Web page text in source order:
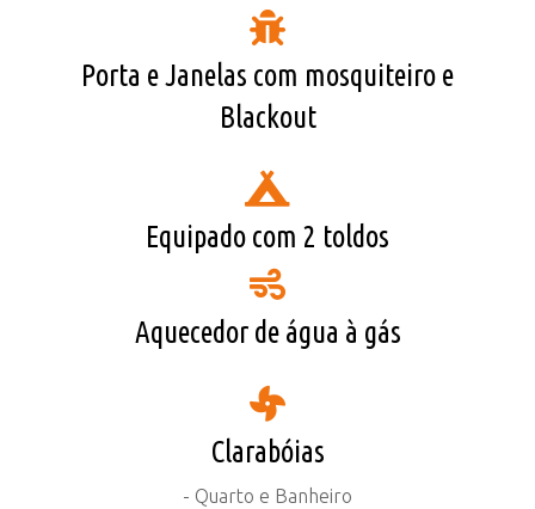
Porta e Janelas com mosquiteiro e
Blackout
Equipado com 2 toldos
Aquecedor de água à gás
Clarabóias
- Quarto e Banheiro